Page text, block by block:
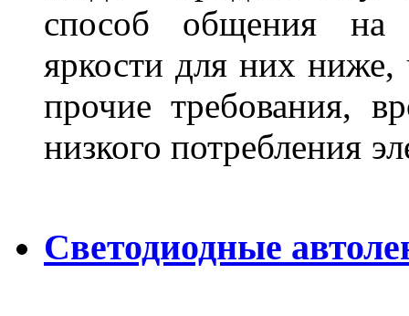
способ общения на
яркости для них ниже,
прочие требования,
низкого потребления
Светодиодные